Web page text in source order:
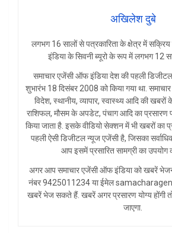
अखिलेश दुबे
लगभग 16 सालों से पत्रकारिता के क्षेत्र में
इंडिया के सिवनी ब्यूरो के रूप में लगभग 12
समाचार एजेंसी ऑफ इंडिया देश की पहली
शुभारंभ 18 दिसंबर 2008 को किया गया था.
विदेश, स्थानीय, व्यापार, स्वास्थ्य आदि की खबरों
राशिफल, मौसम के अपडेट, पंचाग आदि का प्रसारण
किया जाता है. इसके वीडियो सेक्शन में भी खबरों का
पहली ऐसी डिजीटल न्यूज एजेंसी है, जिसका
आप इसमें प्रसारित सामग्री का
अगर आप समाचार एजेंसी ऑफ इंडिया को खबरें
नंबर 9425011234 या ईमेल
खबरें भेज सकते हैं. खबरें अगर प्रसारण योग्य होंगी
जाएगा.